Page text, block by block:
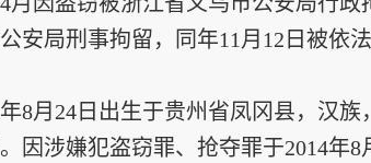
安局刑事拘留，同年11月12日被依
8月24日出生于贵州省凤冈县，汉
因涉嫌犯盗窃罪、抢夺罪于2014年8